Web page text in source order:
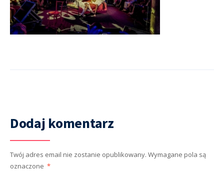
Dodaj komentarz
Twój adres email nie zostanie opublikowany. Wymagane pola są
oznaczone *